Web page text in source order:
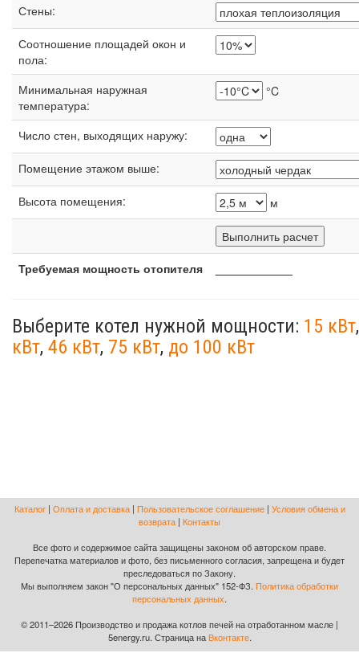
Стены:
Соотношение площадей окон и
пола:
Минимальная наружная
температура:
°C
Число стен, выходящих наружу:
Помещение этажом выше:
Высота помещения: м
Требуемая мощность отопителя
Выберите котел нужной мощности: 15 кВт
кВт, 46 кВт, 75 кВт, до 100 кВт
Каталог| Оплата и доставка| Пользовательское соглашение| Условия обмена и
возврата | Контакты
Все фото и содержимое сайта защищены законом об авторском праве.
Перепечатка материалов и фото, без письменного согласия, запрещена и будет
преследоваться по Закону.
Мы выполняем закон "О персональных данных" 152-ФЗ. Политика обработки
персональных данных.
© 2011–2026 Производство и продажа котлов печей на отработанном масле |
5energy.ru. Страница на Вконтакте.